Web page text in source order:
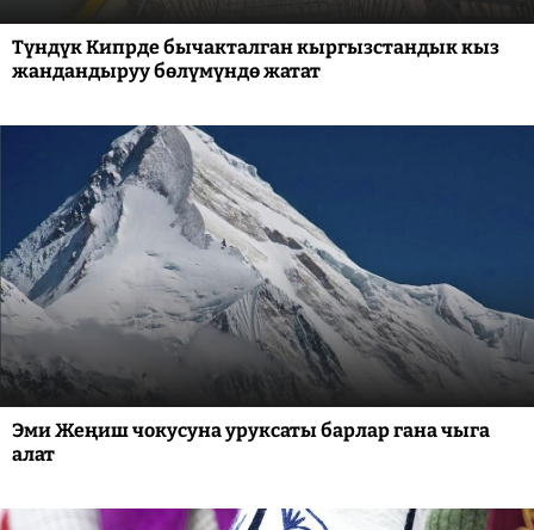
Түндүк Кипрде бычакталган кыргызстандык кыз
жандандыруу бөлүмүндө жатат
Эми Жеңиш чокусуна уруксаты барлар гана чыга
алат